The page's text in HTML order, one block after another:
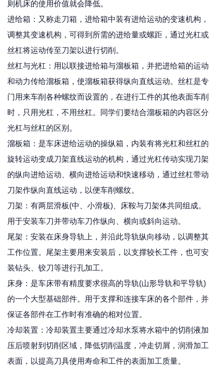
则机床的使用价值就会降低。
进给箱：又称走刀箱，进给箱中装有进给运动的变速机构，
调整其变速机构，可得到所需的进给量或螺距，通过光杠或
丝杠将运动传至刀架以进行切削。
丝杠与光杠：用以联接进给箱与溜板箱，并把进给箱的运动
和动力传给溜板箱，使溜板箱获得纵向直线运动。丝杠是专
门用来车削各种螺纹而设置的，在进行工件的其他表面车削
时，只用光杠，不用丝杠。同学们要结合溜板箱的内容区分
光杠与丝杠的区别。
溜板箱：是车床进给运动的操纵箱，内装有将光杠和丝杠的
旋转运动变成刀架直线运动的机构，通过光杠传动实现刀架
的纵向进给运动、横向进给运动和快速移动，通过丝杠带动
刀架作纵向直线运动，以便车削螺纹。
刀架：有两层滑板(中、小滑板)、床鞍与刀架体共同组成。
用于安装车刀并带动车刀作纵向、横向或斜向运动。
尾架：安装在床身导轨上，并沿此导轨纵向移动，以调整其
工作位置。尾架主要用来安装后，以支撑较长工件，也可安
装钻头、铰刀等进行孔加工。
床身：是车床带有精度要求很高的导轨(山形导轨和平导轨)
的一个大型基础部件。用于支撑和连接车床的各个部件，并
保证各部件在工作时有准确的相对位置。
冷却装置：冷却装置主要通过冷却水泵将水箱中的切削液加
压后喷射到切削区域，降低切削温度，冲走切屑，润滑加工
表面，以提高刀具使用寿命和工件的表面加工质量。